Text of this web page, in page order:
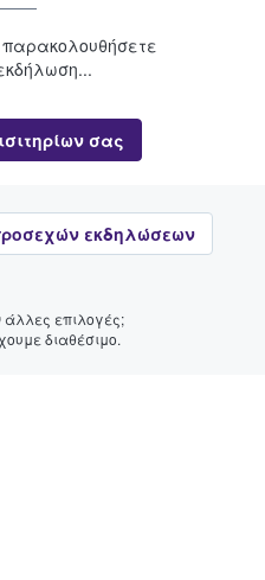
σας
εκδηλώσεων
επιλογές;
διαθέσιμο.